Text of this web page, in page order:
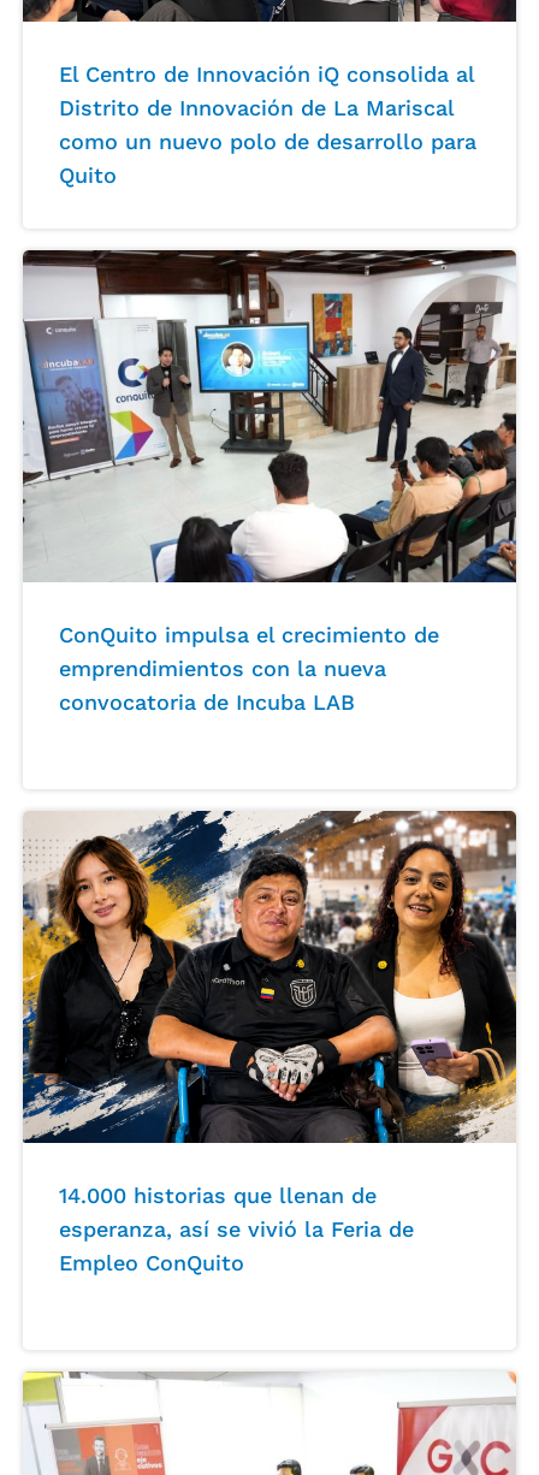
El Centro de Innovación iQ consolida al
Distrito de Innovación de La Mariscal
como un nuevo polo de desarrollo para
Quito
ConQuito impulsa el crecimiento de
emprendimientos con la nueva
convocatoria de Incuba LAB
14.000 historias que llenan de
esperanza, así se vivió la Feria de
Empleo ConQuito